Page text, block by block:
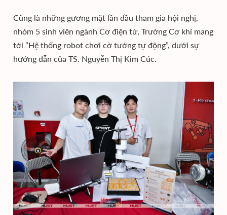
Cũng là những gương mặt lần đầu tham gia hội nghị,
nhóm 5 sinh viên ngành Cơ điện tử, Trường Cơ khí mang
tới “Hệ thống robot chơi cờ tướng tự động”, dưới sự
hướng dẫn của TS. Nguyễn Thị Kim Cúc.